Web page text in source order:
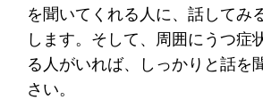
を聞いてくれる人に、話してみ
します。そして、周囲にうつ症
る人がいれば、しっかりと話を
さい。